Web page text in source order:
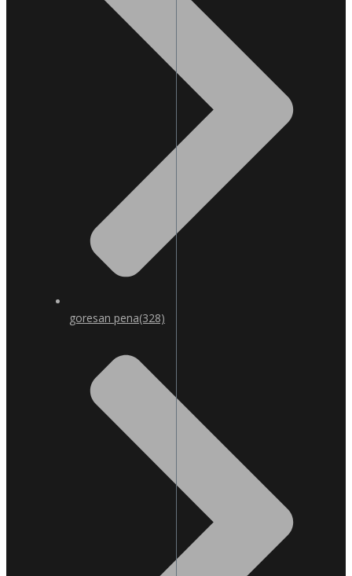
goresan pena(328)